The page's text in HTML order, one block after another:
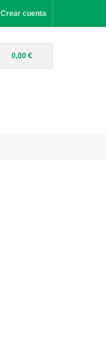
Crear cuenta
0,00 €